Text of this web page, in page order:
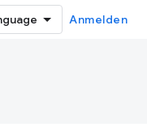
Anmelden